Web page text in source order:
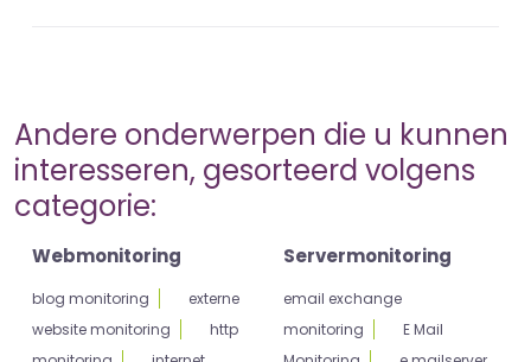
Andere onderwerpen die u kunnen
interesseren, gesorteerd volgens
categorie:
Webmonitoring
blog monitoring
externe
website monitoring
http
Servermonitoring
email exchange
monitoring
E Mail